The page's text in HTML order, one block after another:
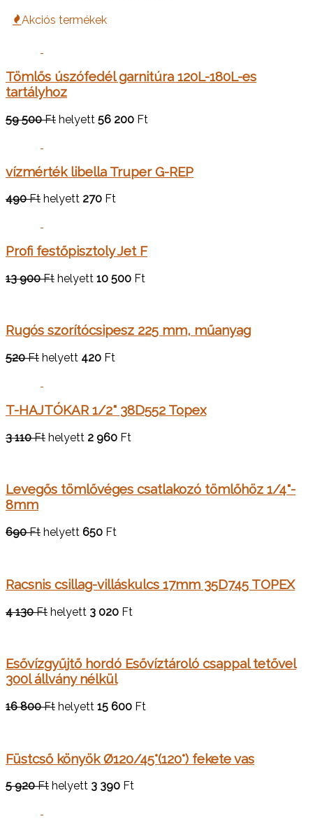
Akciós termékek
Tömlős úszófedél garnitúra 120L-180L-es
tartályhoz
59 500 Ft helyett 56 200 Ft
vízmérték libella Truper G-REP
490 Ft helyett 270 Ft
Profi festőpisztoly Jet F
13 900 Ft helyett 10 500 Ft
Rugós szorítócsipesz 225 mm, műanyag
520 Ft helyett 420 Ft
T-HAJTÓKAR 1/2" 38D552 Topex
3 110 Ft helyett 2 960 Ft
Levegős tömlővéges csatlakozó tömlőhöz 1/4"-
8mm
690 Ft helyett 650 Ft
Racsnis csillag-villáskulcs 17mm 35D745 TOPEX
4 130 Ft helyett 3 020 Ft
Esővízgyűjtő hordó Esővíztároló csappal tetővel
300l állvány nélkül
16 800 Ft helyett 15 600 Ft
Füstcső könyök Ø120/45°(120°) fekete vas
5 920 Ft helyett 3 390 Ft